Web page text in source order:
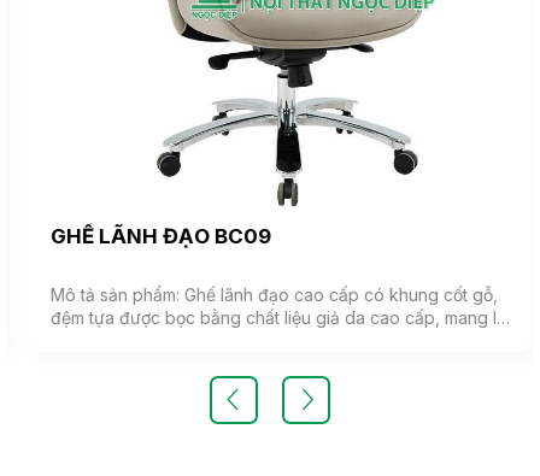
GHẾ LÃNH ĐẠO BC09
Mô tả sản phẩm: Ghế lãnh đạo cao cấp có khung cốt gỗ,
đệm tựa được bọc bằng chất liệu giả da cao cấp, mang lại
bảo tính bền vững và thẩm mỹ.( Sản phẩm nhập khẩu )
Màu sắc: Tùy chọn Chất liệu: Ghế lãnh đạo cao cấp có